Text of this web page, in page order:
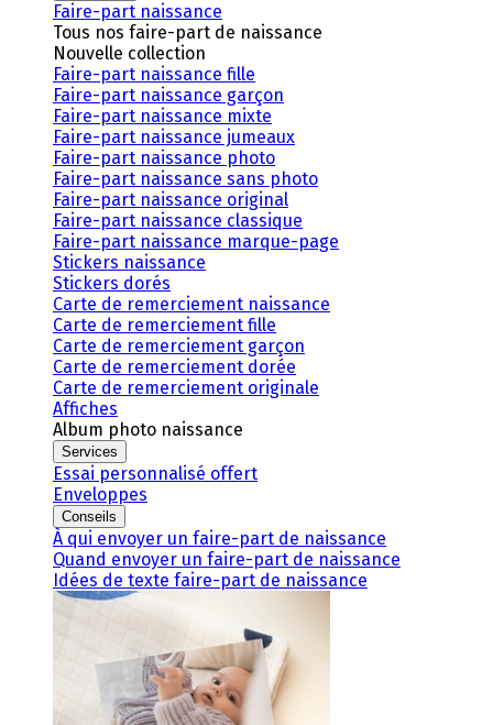
Faire-part naissance
Tous nos faire-part de naissance
Nouvelle collection
Faire-part naissance fille
Faire-part naissance garçon
Faire-part naissance mixte
Faire-part naissance jumeaux
Faire-part naissance photo
Faire-part naissance sans photo
Faire-part naissance original
Faire-part naissance classique
Faire-part naissance marque-page
Stickers naissance
Stickers dorés
Carte de remerciement naissance
Carte de remerciement fille
Carte de remerciement garçon
Carte de remerciement dorée
Carte de remerciement originale
Affiches
Album photo naissance
Services
Essai personnalisé offert
Enveloppes
Conseils
À qui envoyer un faire-part de naissance
Quand envoyer un faire-part de naissance
Idées de texte faire-part de naissance